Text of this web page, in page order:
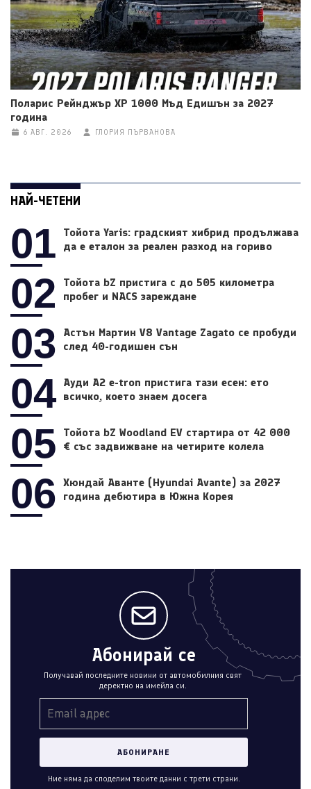
Поларис Рейнджър ХР 1000 Мъд Едишън за 2027
година
6 АВГ. 2026 ГЛОРИЯ ПЪРВАНОВА
НАЙ-ЧЕТЕНИ
01
Тойота Yaris: градският хибрид продължава
да е еталон за реален разход на гориво
02
Тойота bZ пристига с до 505 километра
пробег и NACS зареждане
03
Астън Мартин V8 Vantage Zagato се пробуди
след 40-годишен сън
04 Ауди A2 e-tron пристига тази есен: ето
всичко, което знаем досега
05
Тойота bZ Woodland EV стартира от 42 000
€ със задвижване на четирите колела
06
Хюндай Аванте (Hyundai Avante) за 2027
година дебютира в Южна Корея
Абонирай се
Получавай последните новини от автомобилния свят
деректно на имейла си.
Ние няма да споделим твоите данни с трети страни.